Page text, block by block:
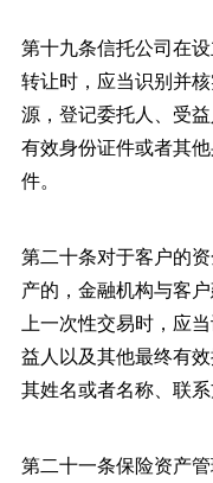
第十九条信托公司在
转让时，应当识别并
源，登记委托人、受
有效身份证件或者其
件。
第二十条对于客户的
产的，金融机构与客
上一次性交易时，应
益人以及其他最终有
其姓名或者名称、联系
第二十一条保险资产